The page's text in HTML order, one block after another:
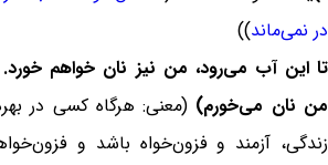
در نمی‌ماند))
تا این آب می‌رود، من نیز نان خواهم
من نان می‌خورم) (معنی: هرگاه کسی در
زندگی، آزمند و فزون‌خواه باشد و